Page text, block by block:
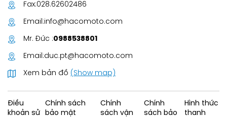
Fax:028.62602486
Email:info@hacomoto.com
Mr. Đức :0988538801
Email:duc.pt@hacomoto.com
Xem bản đồ (Show map)
Điều
khoản sử
Chính sách
bảo mật
Chính
sách vận
Chính
sách bảo
Hình thức
thanh